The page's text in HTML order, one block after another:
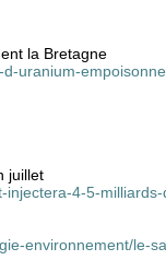
la Bretagne
uranium-
juillet
4-5-
environnement/le-